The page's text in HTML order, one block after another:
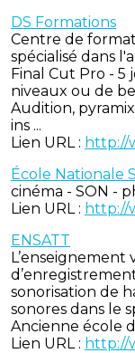
DS Formations
Centre de
spécialisé dans
Final Cut Pro - 5
niveaux ou de
Audition,
ins ...
Lien URL : http://
École Nationale
cinéma - SON -
Lien URL : http://
ENSATT
L’enseignement
sonorisation de
sonores dans le
Ancienne école
Lien URL : http://